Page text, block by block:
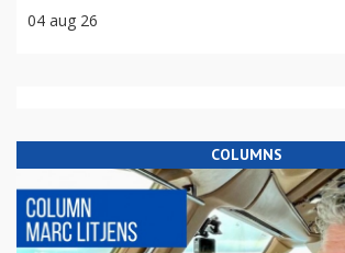
04 aug 26
COLUMNS